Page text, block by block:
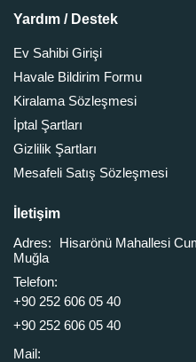
Yardım / Destek
Ev Sahibi Girişi
Havale Bildirim Formu
Kiralama Sözleşmesi
İptal Şartları
Gizlilik Şartları
Mesafeli Satış Sözleşmesi
İletişim
Adres:
Hisarönü Mahallesi
Muğla
Telefon:
+90 252 606 05 40
+90 252 606 05 40
Mail: